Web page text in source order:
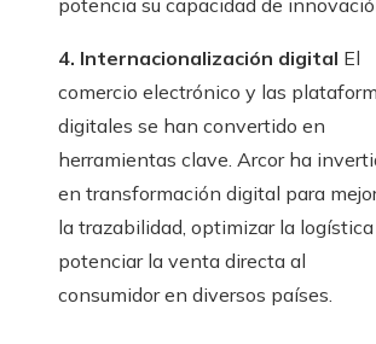
potencia su capacidad de
4. Internacionalización digital El
comercio electrónico y las
digitales se han convertido en
herramientas clave. Arcor ha
en transformación digital para
la trazabilidad, optimizar la
potenciar la venta directa al
consumidor en diversos países.